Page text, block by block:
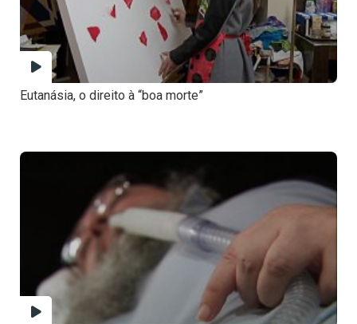
Eutanásia, o direito à “boa morte”